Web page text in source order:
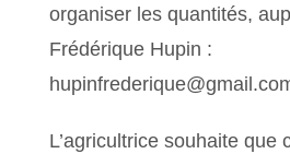
organiser les quantités,
Frédérique Hupin :
L’agricultrice souhaite que